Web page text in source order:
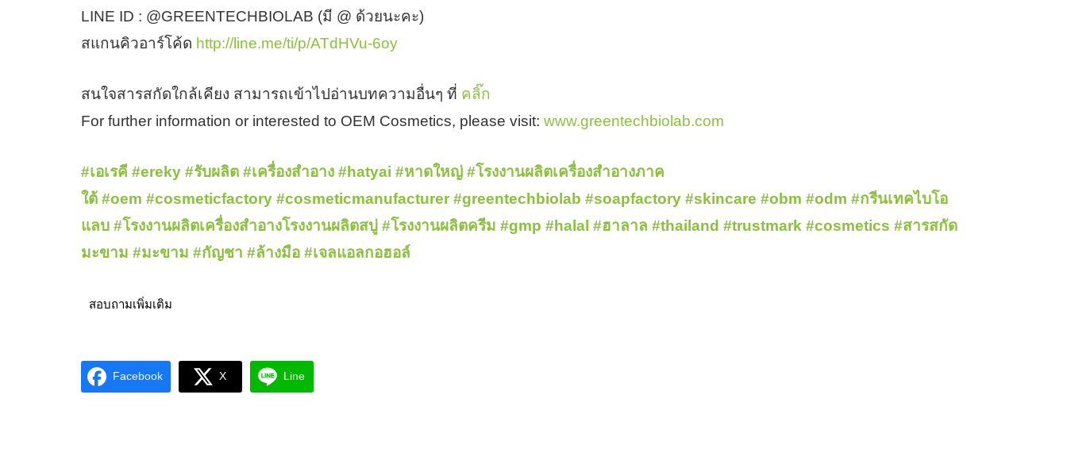
LINE ID : @GREENTECHBIOLAB (มี @ ด้วยนะคะ)
สแกนคิวอาร์โค้ด http://line.me/ti/p/ATdHVu-6oy
สนใจสารสกัดใกล้เคียง สามารถเข้าไปอ่านบทความอื่นๆ ที่ คลิ๊ก
For further information or interested to OEM Cosmetics, please visit: www.greentechbiolab.com
#เอเรคี #ereky #รับผลิต #เครื่องสำอาง #hatyai #หาดใหญ่ #โรงงานผลิตเครื่องสำอางภาค
ใต้ #oem #cosmeticfactory #cosmeticmanufacturer #greentechbiolab #soapfactory #skincare #obm #odm #กรีนเทคไบโอ
แลบ #โรงงานผลิตเครื่องสำอางโรงงานผลิตสบู่ #โรงงานผลิตครีม #gmp #halal #ฮาลาล #thailand #trustmark #cosmetics #สารสกัด
มะขาม #มะขาม #กัญชา #ล้างมือ #เจลแอลกอฮอล์
สอบถามเพิ่มเติม
Facebook X Line